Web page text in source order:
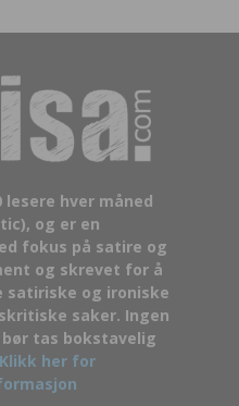
lesere hver måned
og er en
fokus på satire og
og skrevet for å
satiriske og ironiske
saker. Ingen
tas bokstavelig
Klikk her for